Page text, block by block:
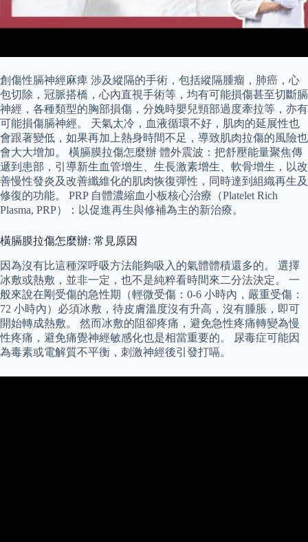
創傷性膈神經麻痺 涉及縱隔的手術，包括縱隔腫瘤，肺癌，心
包切除，冠脈搭橋，心內直視手術等，均有可能損傷甚至切斷膈
神經，各種類型的胸部損傷，分娩時嬰兒頸部過度牽拉等，亦有
可能損傷膈神經。 天氣太冷，血液循環不好，肌肉的延展性也
會跟著變低，如果再加上熱身時間不足，導致肌肉拉傷的風險也
會大大增加。 橫膈膜拉傷怎麼辦 體外震波：把舒壓能量聚焦傳
遞到患部，引導新生血管增生、生長激素增生、軟骨增生，以改
善慢性發炎及改善纖維化的肌肉恢復彈性，同時達到組織再生及
修復的功能。 PRP 自體濃縮血小板核心治療（Platelet Rich
Plasma, PRP）：以促進再生與修補為主的新治療。
橫膈膜拉傷怎麼辦: 常見原因
因為沒有比這種深呼吸方法能夠吸入的氣體體積還多的。 選擇
冰敷或熱敷，並非一定，也不是純粹看時間來二分法決定。 一
般來說在剛受傷的急性期（輕微受傷：0-6 小時內，嚴重受傷：
72 小時內）必須冰敷，待皮膚溫度沒有升高，沒有腫脹，即可
開始轉成熱敷。 然而冰敷的阻卻疼痛，避免急性疼痛轉變為慢
性疼痛，避免痛覺神經敏感化也是相當重要的。 尿毒症可能因
為毒素或電解質不平衡，刺激神經後引發打嗝。